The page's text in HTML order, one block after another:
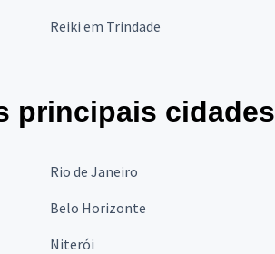
Reiki em Trindade
principais cidades
Rio de Janeiro
Belo Horizonte
Niterói